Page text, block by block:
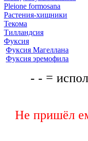
Pleione formosana
Растения-хищники
Текома
Тилландсия
Фуксия
Фуксия Магеллана
Фуксия эремофила
- - =
Не пришёл